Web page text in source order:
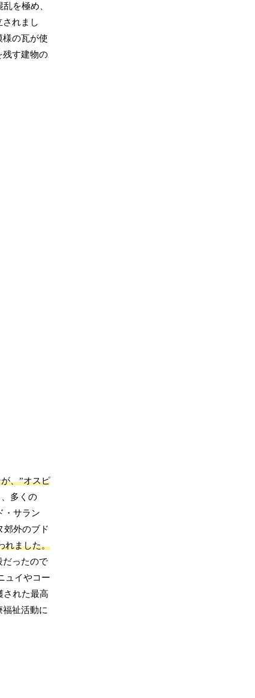
を極め、
れまし
様の瓦が使
残す建物の
、”オスピ
多くの
・サラン
郊外のブド
れました。
だったので
ュイやコー
された最高
祉活動に